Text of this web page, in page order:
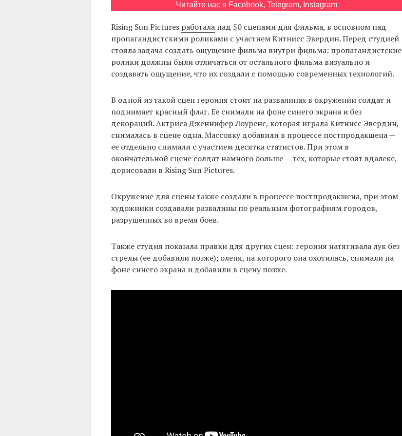
Читайте нас в Facebook, Telegram, Instagram
Rising Sun Pictures работаланад 50 сценами для фильма, в основном над
пропагандистскими роликами с участием Китнисс Эвердин. Перед студией
стояла задача создать ощущение фильма внутри фильма: пропагандистские
ролики должны были отличаться от остального фильма визуально и
создавать ощущение, что их создали с помощью современных технологий.
В одной из такой сцен героиня стоит на развалинах в окружении солдат и
поднимает красный флаг. Ее снимали на фоне синего экрана и без
декораций. Актриса Дженнифер Лоуренс, которая играла Китнисс Эвердин,
снималась в сцене одна. Массовку добавили в процессе постпродакшена —
ее отдельно снимали с участием десятка статистов. При этом в
окончательной сцене солдат намного больше — тех, которые стоят вдалеке,
дорисовали в Rising Sun Pictures.
Окружение для сцены также создали в процессе постпродакшена, при этом
художники создавали развалины по реальным фотографиям городов,
разрушенных во время боев.
Также студия показала правки для других сцен: героиня натягивала лук без
стрелы (ее добавили позже); оленя, на которого она охотилась, снимали на
фоне синего экрана и добавили в сцену позже.